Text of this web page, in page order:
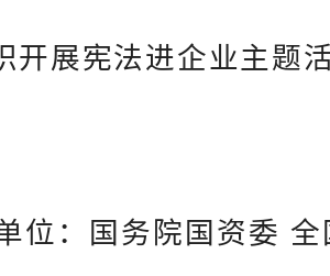
展宪法进企业主题
：国务院国资委 全